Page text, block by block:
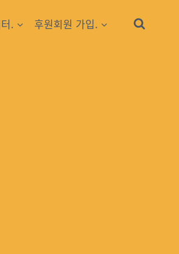
. 후원회원 가입.